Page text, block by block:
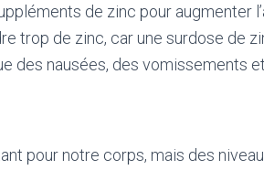
de zinc pour augmenter
trop de zinc, car une surdose de
des nausées, des vomissements
pour notre corps, mais des